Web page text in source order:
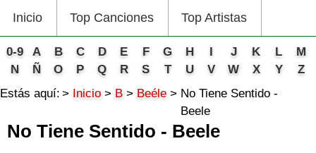
Inicio Top Canciones Top Artistas
0-9 A B C D E F G H I J K L
M
N
Ñ O P Q R S T U V W X Y
Z
Estás aquí:
Inicio B Beéle
No Tiene Sentido -
Beele
No Tiene Sentido - Beele